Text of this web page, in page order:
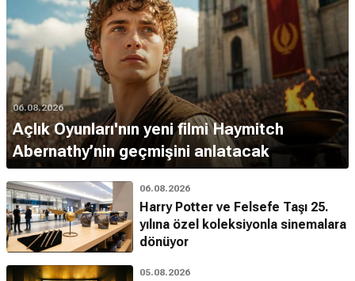
06.08.2026
Açlık Oyunları'nın yeni filmi Haymitch
Abernathy’nin geçmişini anlatacak
06.08.2026
Harry Potter ve Felsefe Taşı 25.
yılına özel koleksiyonla sinemalara
dönüyor
05.08.2026